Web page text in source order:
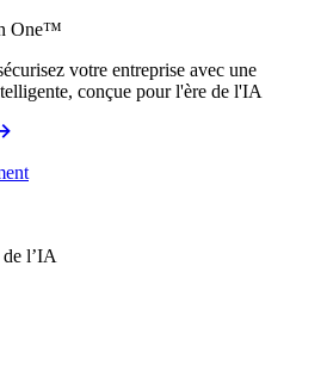
One™
votre entreprise avec une
conçue pour l'ère de l'IA
l’IA